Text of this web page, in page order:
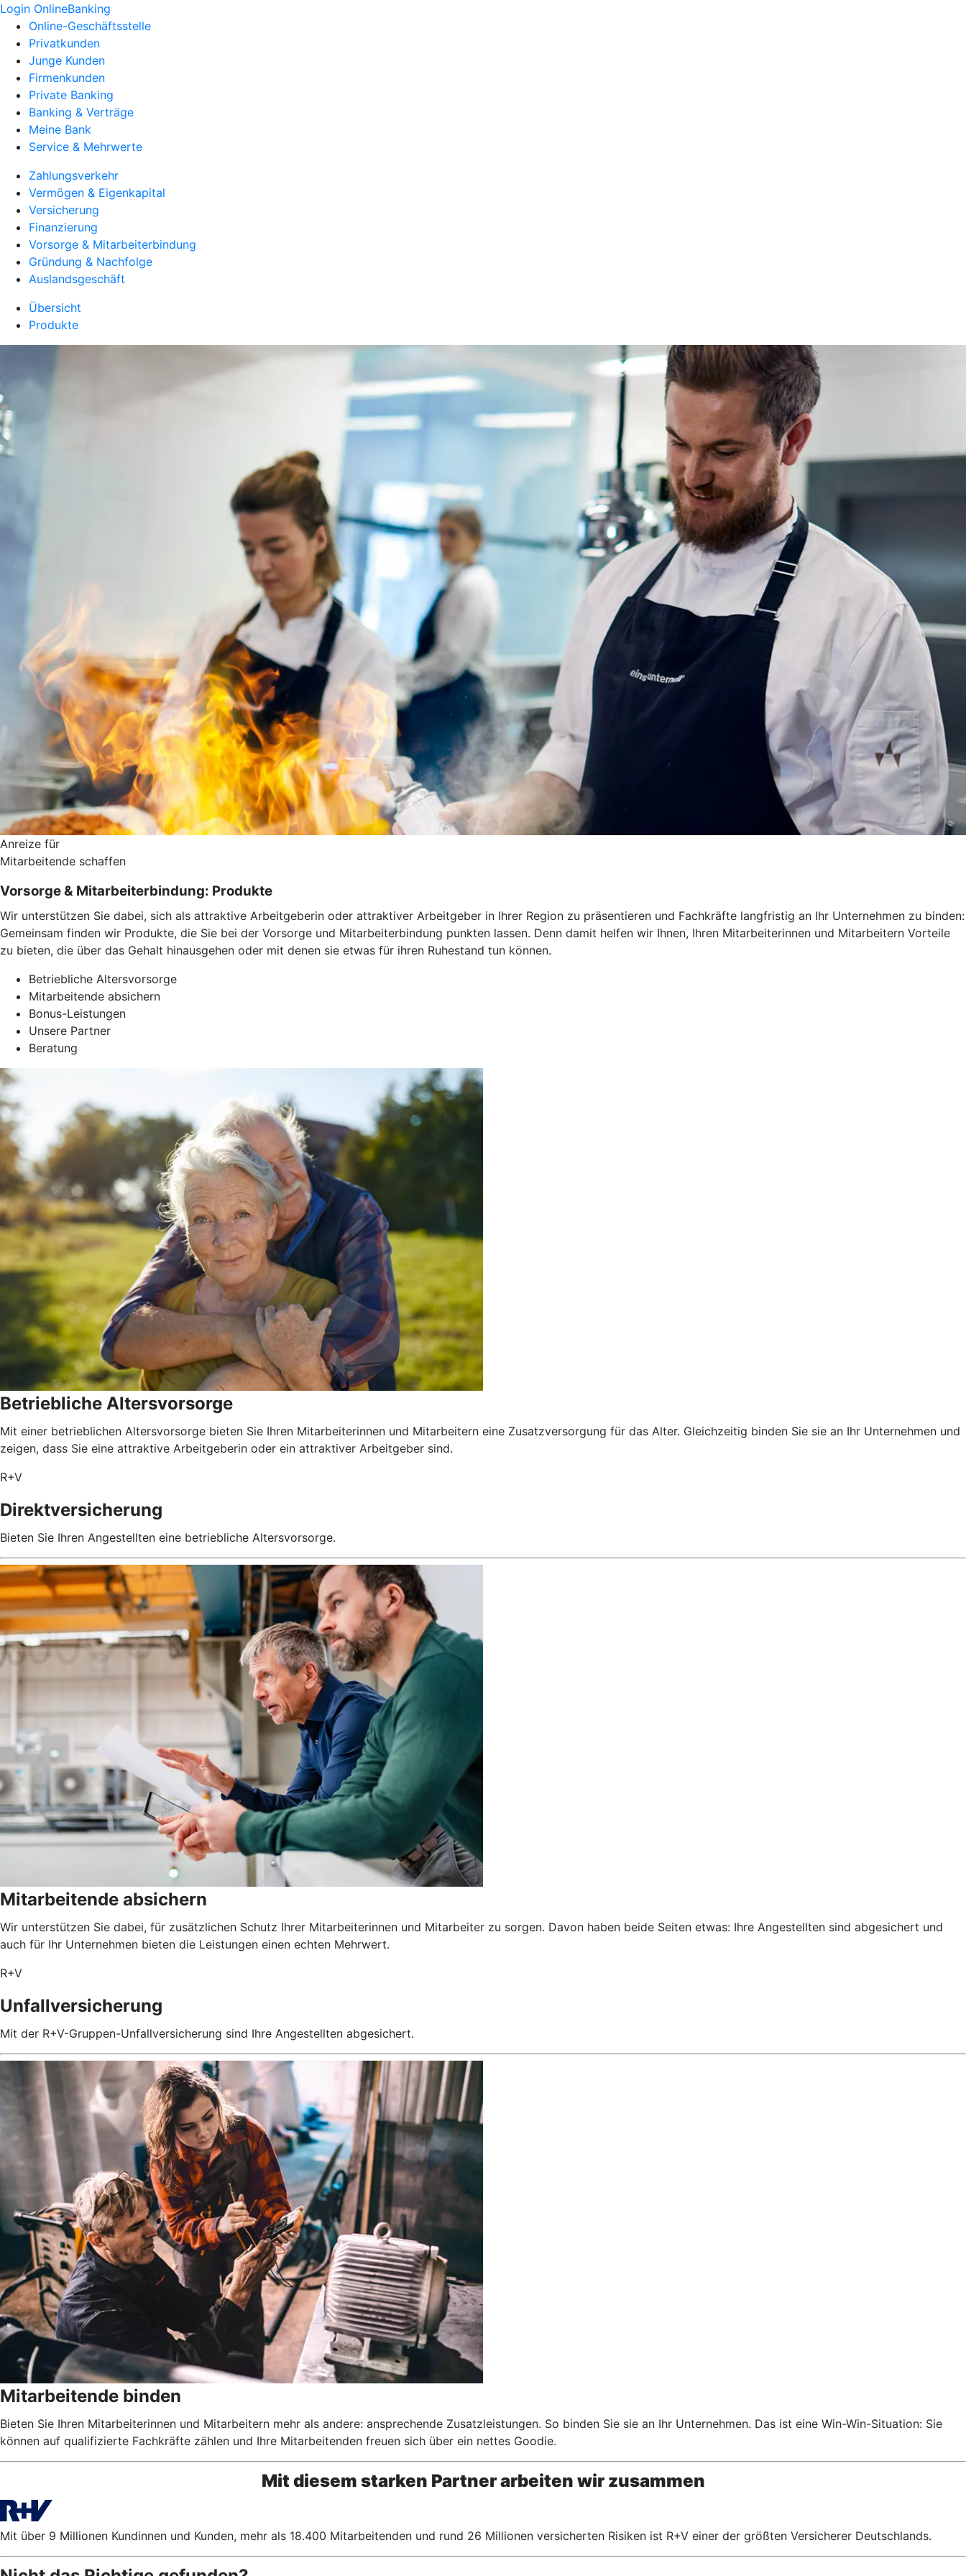
Login OnlineBanking
Online-Geschäftsstelle
Privatkunden
Junge Kunden
Firmenkunden
Private Banking
Banking & Verträge
Meine Bank
Service & Mehrwerte
Zahlungsverkehr
Vermögen & Eigenkapital
Versicherung
Finanzierung
Vorsorge & Mitarbeiterbindung
Gründung & Nachfolge
Auslandsgeschäft
Übersicht
Produkte
Anreize für
Mitarbeitende schaffen
Vorsorge & Mitarbeiterbindung: Produkte
Wir unterstützen Sie dabei, sich als attraktive Arbeitgeberin oder attraktiver Arbeitgeber in Ihrer Region zu präsentieren und Fachkräfte langfristig an Ihr Unternehmen zu binden:
Gemeinsam finden wir Produkte, die Sie bei der Vorsorge und Mitarbeiterbindung punkten lassen. Denn damit helfen wir Ihnen, Ihren Mitarbeiterinnen und Mitarbeitern Vorteile
zu bieten, die über das Gehalt hinausgehen oder mit denen sie etwas für ihren Ruhestand tun können.
Betriebliche Altersvorsorge
Mitarbeitende absichern
Bonus-Leistungen
Unsere Partner
Beratung
Betriebliche Altersvorsorge
Mit einer betrieblichen Altersvorsorge bieten Sie Ihren Mitarbeiterinnen und Mitarbeitern eine Zusatzversorgung für das Alter. Gleichzeitig binden Sie sie an Ihr Unternehmen und
zeigen, dass Sie eine attraktive Arbeitgeberin oder ein attraktiver Arbeitgeber sind.
R+V
Direktversicherung
Bieten Sie Ihren Angestellten eine betriebliche Altersvorsorge.
Mitarbeitende absichern
Wir unterstützen Sie dabei, für zusätzlichen Schutz Ihrer Mitarbeiterinnen und Mitarbeiter zu sorgen. Davon haben beide Seiten etwas: Ihre Angestellten sind abgesichert und
auch für Ihr Unternehmen bieten die Leistungen einen echten Mehrwert.
R+V
Unfallversicherung
Mit der R+V-Gruppen-Unfallversicherung sind Ihre Angestellten abgesichert.
Mitarbeitende binden
Bieten Sie Ihren Mitarbeiterinnen und Mitarbeitern mehr als andere: ansprechende Zusatzleistungen. So binden Sie sie an Ihr Unternehmen. Das ist eine Win-Win-Situation: Sie
können auf qualifizierte Fachkräfte zählen und Ihre Mitarbeitenden freuen sich über ein nettes Goodie.
Mit diesem starken Partner arbeiten wir zusammen
Mit über 9 Millionen Kundinnen und Kunden, mehr als 18.400 Mitarbeitenden und rund 26 Millionen versicherten Risiken ist R+V einer der größten Versicherer Deutschlands.